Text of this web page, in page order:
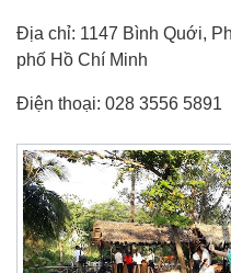
Địa chỉ: 1147 Bình Quới,
phố Hồ Chí Minh
Điện thoại: 028 3556 5891